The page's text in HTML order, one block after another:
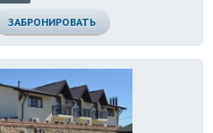
ЗАБРОНИРОВАТЬ